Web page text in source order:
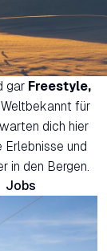
gar Freestyle,
für
dich hier
und
in den Bergen.
Jobs